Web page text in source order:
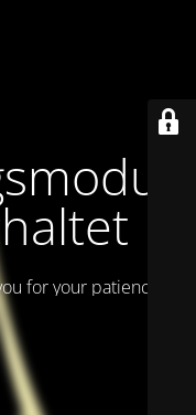
for your patience!